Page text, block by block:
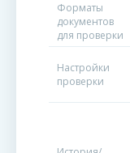
Форматы
документов
для проверки
Настройки
проверки